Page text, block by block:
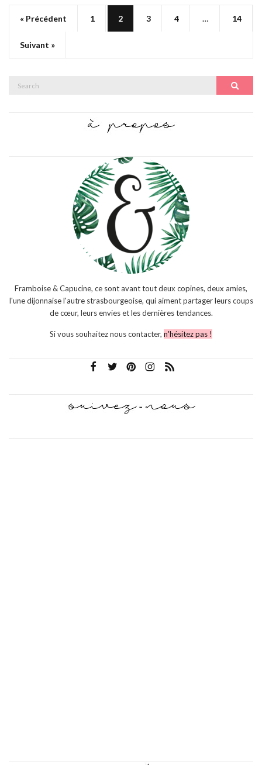
« Précédent 1 2 3 4 … 14
Suivant »
Framboise & Capucine, ce sont avant tout deux copines, deux amies,
l'une dijonnaise l'autre strasbourgeoise, qui aiment partager leurs coups
de cœur, leurs envies et les dernières tendances.
Si vous souhaitez nous contacter, n'hésitez pas !